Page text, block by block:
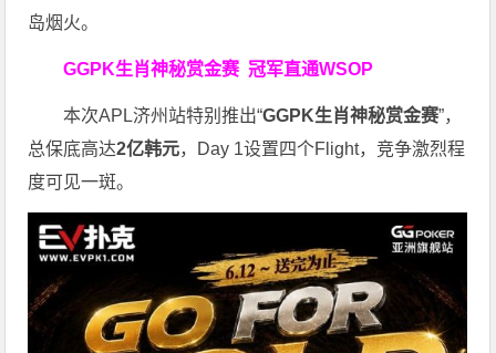
岛烟火。
GGPK生肖神秘赏金赛冠军直通WSOP
本次APL济州站特别推出“GGPK生肖神秘赏金赛”，
总保底高达2亿韩元，Day 1设置四个Flight，竞争激烈程
度可见一斑。